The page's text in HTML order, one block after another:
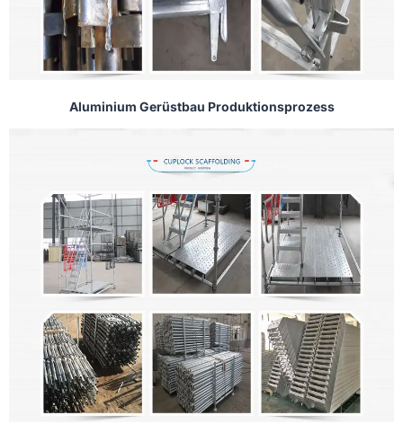
Aluminium Gerüstbau Produktionsprozess